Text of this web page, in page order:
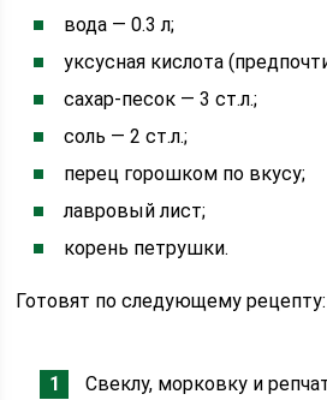
вода — 0.3 л;
уксусная кислота
сахар-песок — 3 ст.л.;
соль — 2 ст.л.;
перец горошком по вкусу;
лавровый лист;
корень петрушки.
Готовят по следующему рецепту:
Свеклу, морковку и